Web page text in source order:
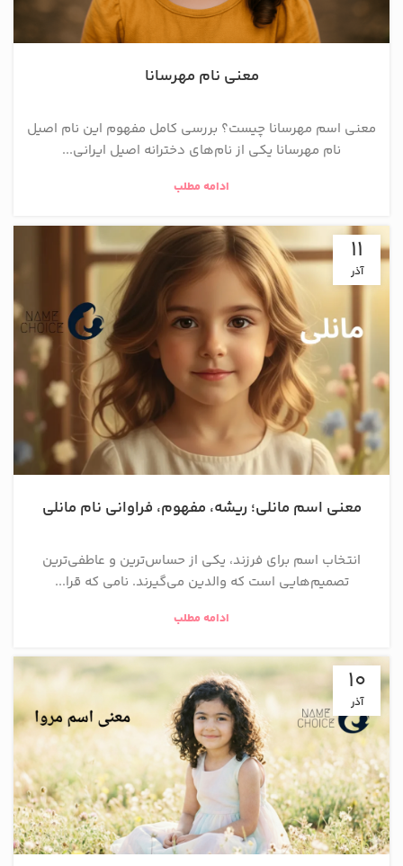
معنی نام مهرسانا
معنی اسم مهرسانا چیست؟ بررسی کامل مفهوم این نام اصیل
نام مهرسانا یکی از نام‌های دخترانه اصیل ایرانی...
ادامه مطلب
11
آذر
معنی اسم مانلی؛ ریشه، مفهوم، فراوانی نام مانلی
انتخاب اسم برای فرزند، یکی از حساس‌ترین و عاطفی‌ترین
تصمیم‌هایی است که والدین می‌گیرند. نامی که قرا...
ادامه مطلب
10
آذر